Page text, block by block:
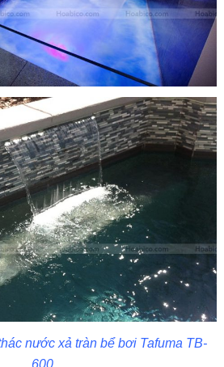
nước xả tràn bể bơi Tafuma TB-
600